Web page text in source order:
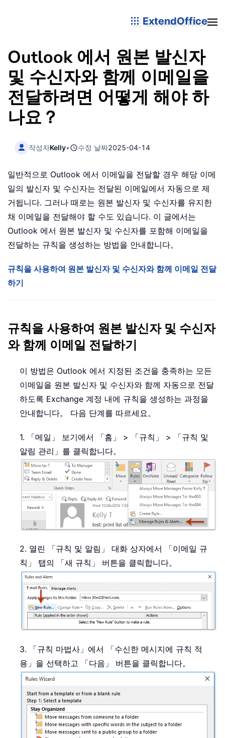
ExtendOffice
Outlook 에서 원본 발신자
및 수신자와 함께 이메일을
전달하려면 어떻게 해야 하
나요？
작성자Kelly• 수정 날짜2025-04-14
일반적으로 Outlook 에서 이메일을 전달할 경우 해당 이메
일의 발신자 및 수신자는 전달된 이메일에서 자동으로 제
거됩니다. 그러나 때로는 원본 발신자 및 수신자를 유지한
채 이메일을 전달해야 할 수도 있습니다. 이 글에서는
Outlook 에서 원본 발신자 및 수신자를 포함해 이메일을
전달하는 규칙을 생성하는 방법을 안내합니다。
규칙을 사용하여 원본 발신자 및 수신자와 함께 이메일 전달
하기
규칙을 사용하여 원본 발신자 및 수신자
와 함께 이메일 전달하기
이 방법은 Outlook 에서 지정된 조건을 충족하는 모든
이메일을 원본 발신자 및 수신자와 함께 자동으로 전달
하도록 Exchange 계정 내에 규칙을 생성하는 과정을
안내합니다。 다음 단계를 따르세요。
1. 「메일」 보기에서 「홈」 > 「규칙」 > 「규칙 및
알림 관리」를 클릭합니다。
2. 열린 「규칙 및 알림」 대화 상자에서 「이메일 규
칙」 탭의 「새 규칙」 버튼을 클릭합니다。
3. 「규칙 마법사」에서 「수신한 메시지에 규칙 적
용」을 선택하고 「다음」 버튼을 클릭합니다。